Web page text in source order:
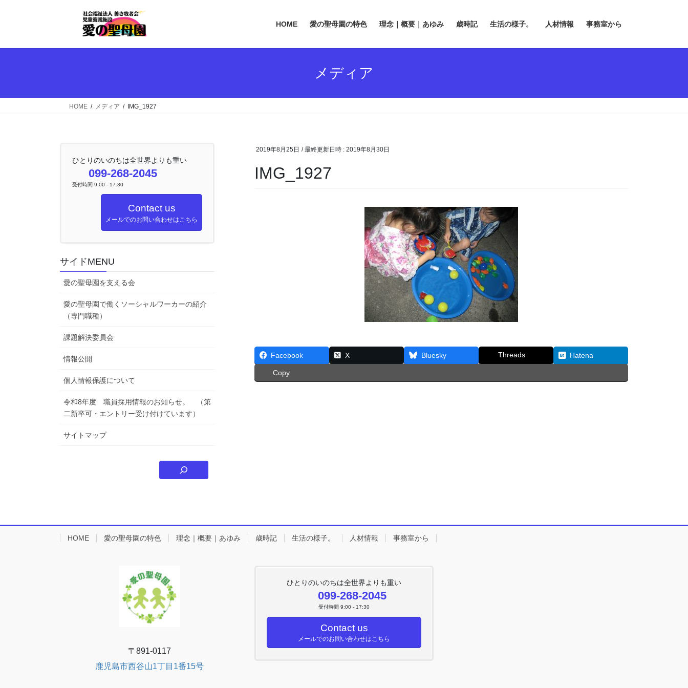
HOME 愛の聖母園の特色 理念｜概要｜あゆみ 歳時記 生活の様子。 人材情報 事務室から
メディア
HOME メディア IMG_1927
2019年8月25日 / 最終更新日時 : 2019年8月30日
IMG_1927
Facebook X Bluesky Threads Hatena
Copy
ひとりのいのちは全世界よりも重い
099-268-2045
受付時間 9:00 - 17:30
Contact us
メールでのお問い合わせはこちら
サイドMENU
愛の聖母園を支える会
愛の聖母園で働くソーシャルワーカーの紹介
（専門職種）
課題解決委員会
情報公開
個人情報保護について
令和8年度 職員採用情報のお知らせ。 （第
二新卒可・エントリー受け付けています）
サイトマップ
HOME 愛の聖母園の特色 理念｜概要｜あゆみ 歳時記 生活の様子。 人材情報 事務室から
〒891-0117
鹿児島市西谷山1丁目1番15号
ひとりのいのちは全世界よりも重い
099-268-2045
受付時間 9:00 - 17:30
Contact us
メールでのお問い合わせはこちら